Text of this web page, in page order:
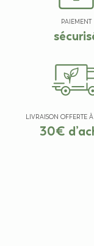
PAIEMENT
LIVRAISON OFFERTE
30€